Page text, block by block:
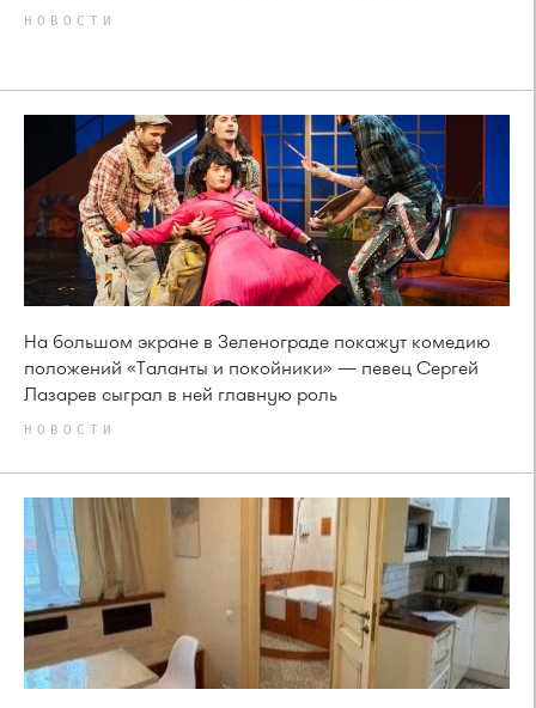
НОВОСТИ
На большом экране в Зеленограде покажут комедию
положений «Таланты и покойники» — певец Сергей
Лазарев сыграл в ней главную роль
НОВОСТИ